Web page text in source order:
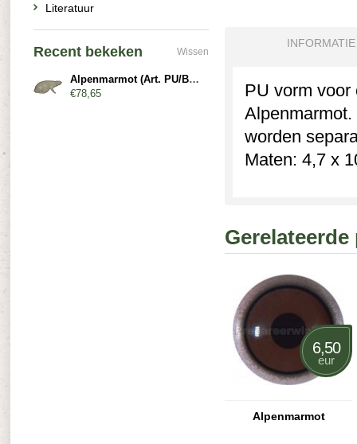
INFORMATIE
PU vorm voor
worden
Maten: 4,7 x
6,50
eur
Alpenmarmot
Literatuur
Recent bekeken Wissen
Alpenmarmot (Art. PU/BMT3)
€78,65